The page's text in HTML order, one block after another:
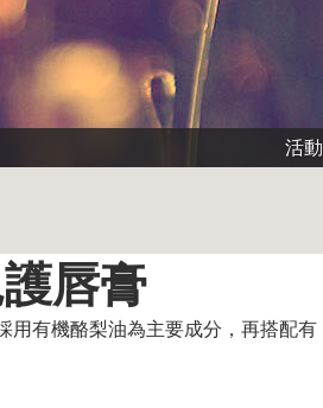
活動
唇膏
用有機酪梨油為主要成分，再搭配有